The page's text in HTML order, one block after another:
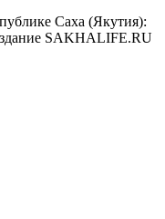
Саха (Якутия):
SAKHALIFE.RU